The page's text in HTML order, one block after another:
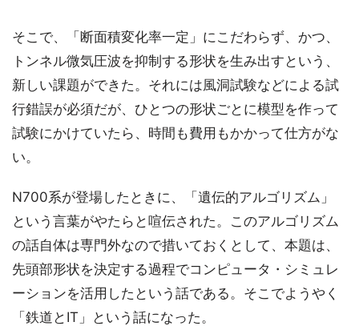
そこで、「断面積変化率一定」にこだわらず、かつ、
トンネル微気圧波を抑制する形状を生み出すという、
新しい課題ができた。それには風洞試験などによる試
行錯誤が必須だが、ひとつの形状ごとに模型を作って
試験にかけていたら、時間も費用もかかって仕方がな
い。
N700系が登場したときに、「遺伝的アルゴリズム」
という言葉がやたらと喧伝された。このアルゴリズム
の話自体は専門外なので措いておくとして、本題は、
先頭部形状を決定する過程でコンピュータ・シミュレ
ーションを活用したという話である。そこでようやく
「鉄道とIT」という話になった。